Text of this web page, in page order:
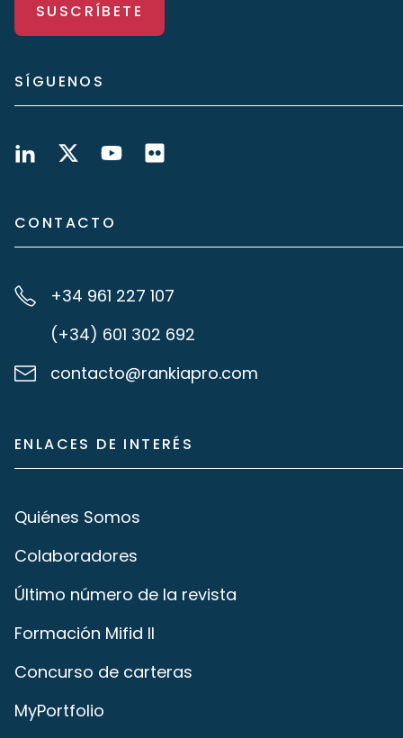
SUSCRÍBETE
SÍGUENOS
CONTACTO
+34 961 227 107
(+34) 601 302 692
contacto@rankiapro.com
ENLACES DE INTERÉS
Quiénes Somos
Colaboradores
Último número de la revista
Formación Mifid II
Concurso de carteras
MyPortfolio